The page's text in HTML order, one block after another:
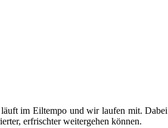
im Eiltempo und wir laufen mit.
erfrischter weitergehen können.